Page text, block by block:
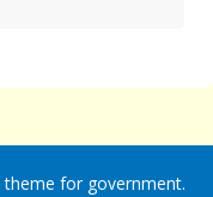
theme for government.